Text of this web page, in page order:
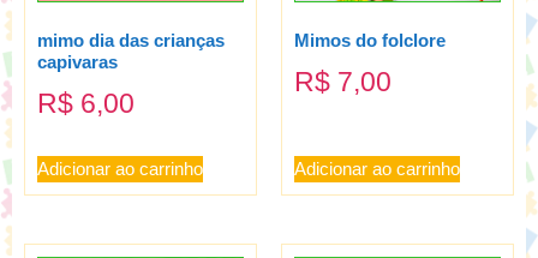
mimo dia das crianças
capivaras
R$ 6,00
Adicionar ao carrinho
Mimos do folclore
R$ 7,00
Adicionar ao carrinho